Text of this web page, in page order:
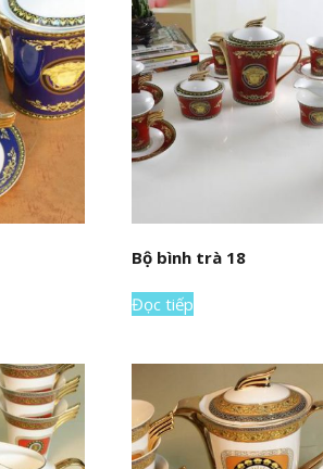
Bộ bình trà 18
Đọc tiếp